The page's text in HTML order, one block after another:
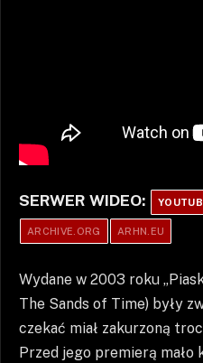
SERWER WIDEO:
ARCHIVE.ORG ARHN.EU
Wydane w 2003 roku
The Sands of Time) były
czekać miał zakurzoną
Przed jego premierą mało